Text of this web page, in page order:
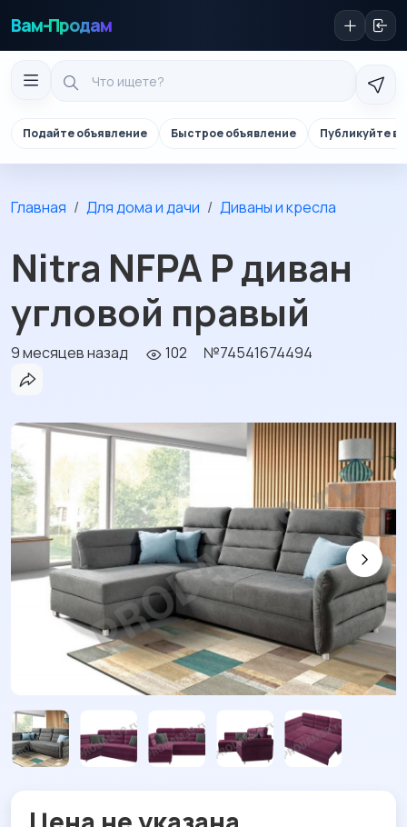
Вам-Продам
Подайте объявление Быстрое объявление Публикуйте в
Главная Для дома и дачи Диваны и кресла
Nitra NFPA P диван
угловой правый
9 месяцев назад 102 №74541674494